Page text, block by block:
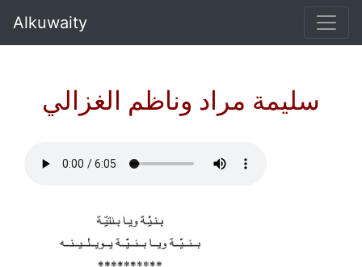
Alkuwaity
سليمة مراد وناظم الغزالي